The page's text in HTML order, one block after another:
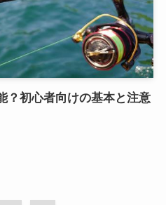
？初心者向けの基本と注意